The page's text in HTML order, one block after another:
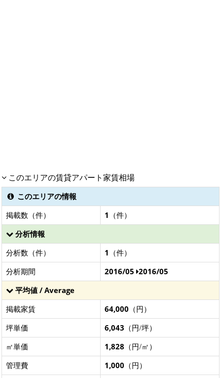
このエリアの賃貸アパート家賃相場
このエリアの情報
掲載数（件）
1 （件）
分析情報
分析数（件）
1 （件）
分析期間
2016/05 2016/05
平均値 / Average
掲載家賃
64,000 （円）
坪単価
6,043 （円/坪）
㎡単価
1,828 （円/㎡）
管理費
1,000 （円）